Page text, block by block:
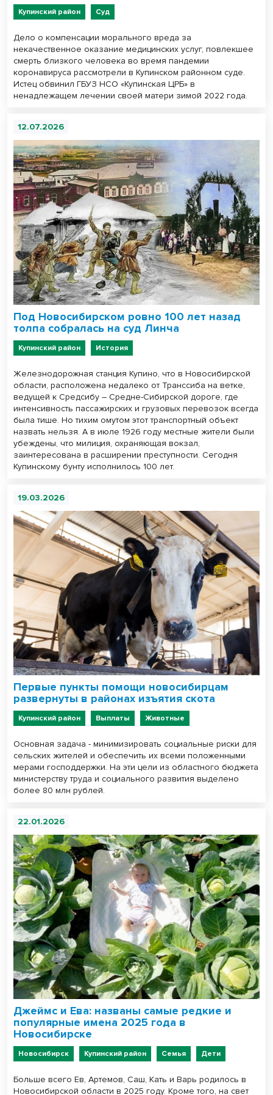
Купинский район Суд
Дело о компенсации морального вреда за
некачественное оказание медицинских услуг, повлекшее
смерть близкого человека во время пандемии
коронавируса рассмотрели в Купинском районном суде.
Истец обвинил ГБУЗ НСО «Купинская ЦРБ» в
ненадлежащем лечении своей матери зимой 2022 года.
12.07.2026
Под Новосибирском ровно 100 лет назад
толпа собралась на суд Линча
Купинский район История
Железнодорожная станция Купино, что в Новосибирской
области, расположена недалеко от Транссиба на ветке,
ведущей к Средсибу ― Средне-Сибирской дороге, где
интенсивность пассажирских и грузовых перевозок всегда
была тише. Но тихим омутом этот транспортный объект
назвать нельзя. А в июле 1926 году местные жители были
убеждены, что милиция, охраняющая вокзал,
заинтересована в расширении преступности. Сегодня
Купинскому бунту исполнилось 100 лет.
19.03.2026
Первые пункты помощи новосибирцам
развернуты в районах изъятия скота
Купинский район Выплаты Животные
Основная задача - минимизировать социальные риски для
сельских жителей и обеспечить их всеми положенными
мерами господдержки. На эти цели из областного бюджета
министерству труда и социального развития выделено
более 80 млн рублей.
22.01.2026
Джеймс и Ева: названы самые редкие и
популярные имена 2025 года в
Новосибирске
Новосибирск Купинский район Семья Дети
Больше всего Ев, Артемов, Саш, Кать и Варь родилось в
Новосибирской области в 2025 году. Кроме того, на свет